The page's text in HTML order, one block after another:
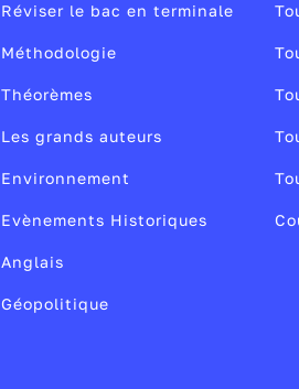
Réviser le bac en terminale
Méthodologie
Théorèmes
Les grands auteurs
Environnement
Evènements Historiques
Anglais
Géopolitique